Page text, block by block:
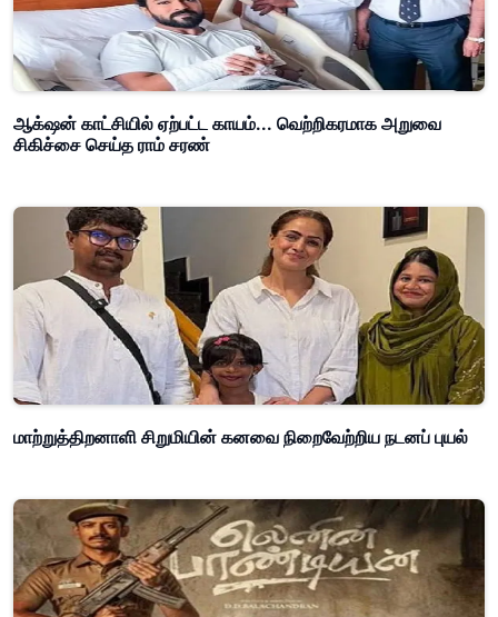
ஆக்‌ஷன் காட்சியில் ஏற்பட்ட காயம்... வெற்றிகரமாக அறுவை
சிகிச்சை செய்த ராம் சரண்
மாற்றுத்திறனாளி சிறுமியின் கனவை நிறைவேற்றிய நடனப் புயல்